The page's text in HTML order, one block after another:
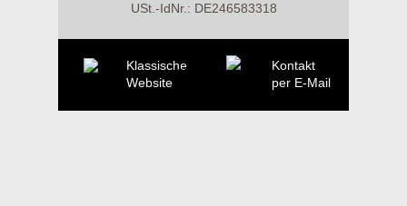
USt.-IdNr.: DE246583318
Klassische
Website
Kontakt
per E-Mail